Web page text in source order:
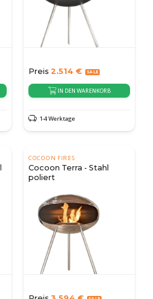
Preis 2.514 €
IN DEN WARENKORB
1-4 Werktage
COCOON FIRES
Cocoon Terra - Stahl
poliert